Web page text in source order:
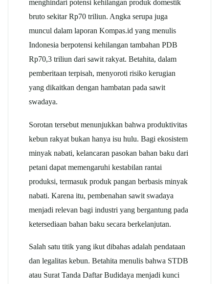
menghindari potensi kehilangan produk domestik
bruto sekitar Rp70 triliun. Angka serupa juga
muncul dalam laporan Kompas.id yang menulis
Indonesia berpotensi kehilangan tambahan PDB
Rp70,3 triliun dari sawit rakyat. Betahita, dalam
pemberitaan terpisah, menyoroti risiko kerugian
yang dikaitkan dengan hambatan pada sawit
swadaya.
Sorotan tersebut menunjukkan bahwa produktivitas
kebun rakyat bukan hanya isu hulu. Bagi ekosistem
minyak nabati, kelancaran pasokan bahan baku dari
petani dapat memengaruhi kestabilan rantai
produksi, termasuk produk pangan berbasis minyak
nabati. Karena itu, pembenahan sawit swadaya
menjadi relevan bagi industri yang bergantung pada
ketersediaan bahan baku secara berkelanjutan.
Salah satu titik yang ikut dibahas adalah pendataan
dan legalitas kebun. Betahita menulis bahwa STDB
atau Surat Tanda Daftar Budidaya menjadi kunci